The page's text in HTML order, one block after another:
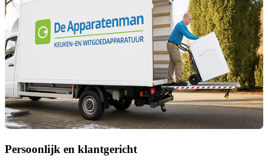
Persoonlijk en klantgericht